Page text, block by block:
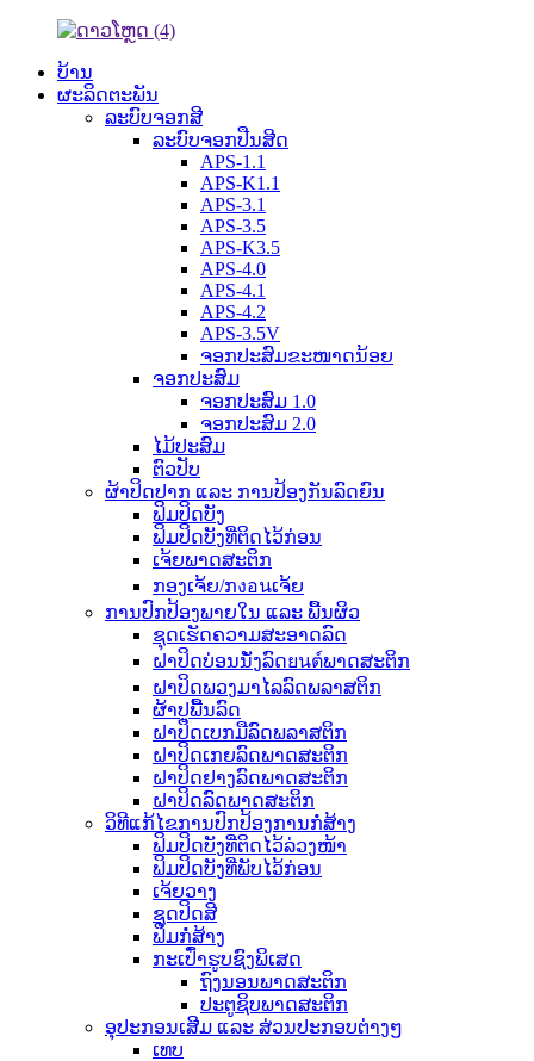
ບ້ານ
ຜະລິດຕະພັນ
ລະບົບຈອກສີ
ລະບົບຈອກປືນສີດ
APS-1.1
APS-K1.1
APS-3.1
APS-3.5
APS-K3.5
APS-4.0
APS-4.1
APS-4.2
APS-3.5V
ຈອກປະສົມຂະໜາດນ້ອຍ
ຈອກປະສົມ
ຈອກປະສົມ 1.0
ຈອກປະສົມ 2.0
ໄມ້ປະສົມ
ຕົວປັບ
ຜ້າປິດປາກ ແລະ ການປ້ອງກັນລົດຍົນ
ຟິມປິດບັງ
ຟິມປິດບັງທີ່ຕິດໄວ້ກ່ອນ
ເຈ້ຍພາດສະຕິກ
ກອງເຈ້ຍ/ກงอนເຈ້ຍ
ການປົກປ້ອງພາຍໃນ ແລະ ພື້ນຜິວ
ຊຸດເຮັດຄວາມສະອາດລົດ
ຝາປິດບ່ອນນັ່ງລົດยนต์ພາດສະຕິກ
ຝາປິດພວງມາໄລລົດພລາສຕິກ
ຜ້າປູພື້ນລົດ
ຝາປິດເບກມືລົດພລາສຕິກ
ຝາປິດເກຍລົດພາດສະຕິກ
ຝາປິດຢາງລົດພາດສະຕິກ
ຝາປິດລົດພາດສະຕິກ
ວິທີແກ້ໄຂການປົກປ້ອງການກໍ່ສ້າງ
ຟິມປິດບັງທີ່ຕິດໄວ້ລ່ວງໜ້າ
ຟິມປິດບັງທີ່ພັບໄວ້ກ່ອນ
ເຈ້ຍວາງ
ຊຸດປິດສີ
ຟິມກໍ່ສ້າງ
ກະເປົ໋າຮູບຊົງພິເສດ
ຖົງນອນພາດສະຕິກ
ປະຕູຊິບພາດສະຕິກ
ອຸປະກອນເສີມ ແລະ ສ່ວນປະກອບຕ່າງໆ
ເທບ